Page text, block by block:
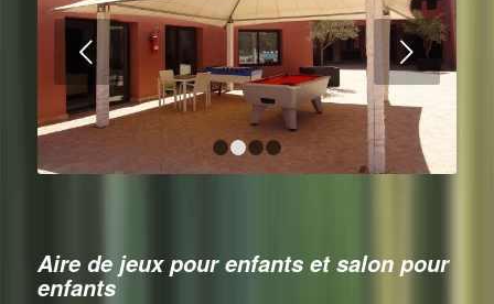
Suivant
3 4
Aire de jeux pour enfants et salon pour
enfants